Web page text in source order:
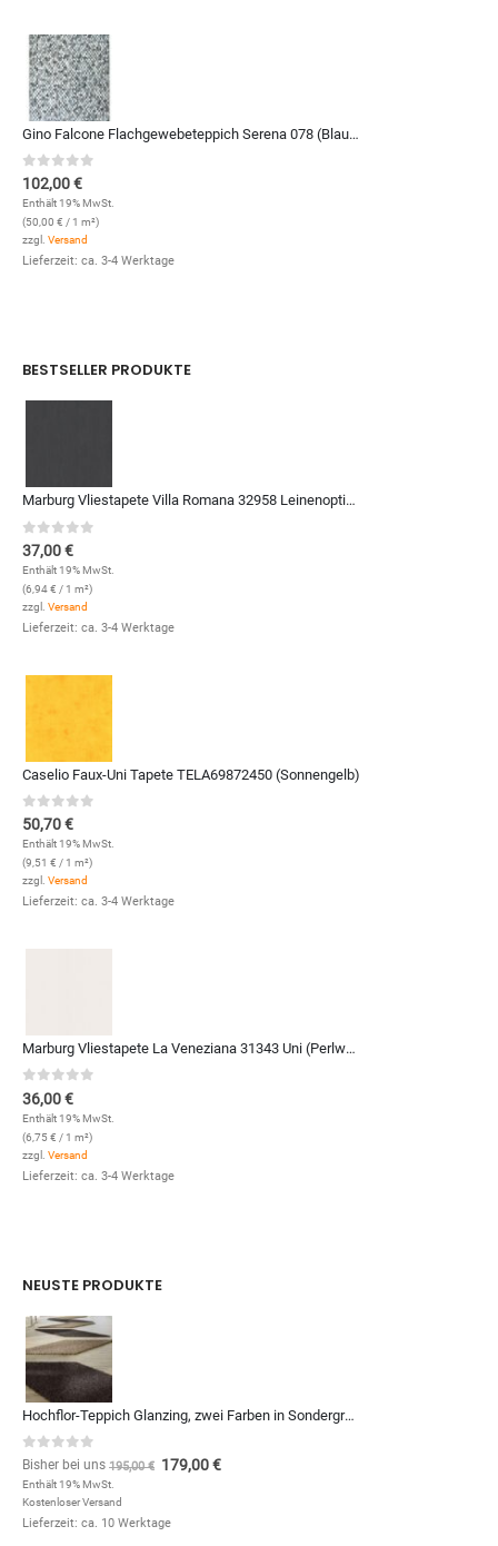
Gino Falcone Flachgewebeteppich Serena 078 (Blau Multi; 120 x 170 cm)
0out of 5
102,00€
Enthält 19% MwSt.
(50,00 € / 1 m²)
zzgl. Versand
Lieferzeit: ca. 3-4 Werktage
BESTSELLER PRODUKTE
Marburg Vliestapete Villa Romana 32958 Leinenoptik (Anthrazit)
0out of 5
37,00€
Enthält 19% MwSt.
(6,94€ / 1 m²)
zzgl. Versand
Lieferzeit: ca. 3-4 Werktage
Caselio Faux-Uni Tapete TELA69872450 (Sonnengelb)
0out of 5
50,70€
Enthält 19% MwSt.
(9,51 € / 1 m²)
zzgl. Versand
Lieferzeit: ca. 3-4 Werktage
Marburg Vliestapete La Veneziana 31343 Uni (Perlweiß)
0out of 5
36,00€
Enthält 19% MwSt.
(6,75€ / 1 m²)
zzgl. Versand
Lieferzeit: ca. 3-4 Werktage
NEUSTE PRODUKTE
Hochflor-Teppich Glanzing, zwei Farben in Sondergrößen und Formen, zum Qm-Preis von (Kopie)
0out of 5
Bisher bei uns 195,00€ 179,00€
Enthält 19% MwSt.
Kostenloser Versand
Lieferzeit: ca. 10 Werktage